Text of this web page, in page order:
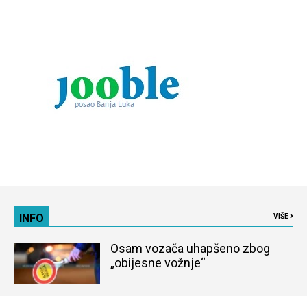
INFO VIŠE
Osam vozača uhapšeno zbog
„obijesne vožnje“